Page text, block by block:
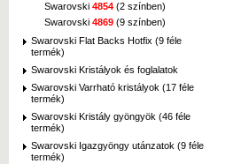
Swarovski 4854 (2 színben)
Swarovski 4869 (9 színben)
Swarovski Flat Backs Hotfix (9 féle
termék)
Swarovski Kristályok és foglalatok
Swarovski Varrható kristályok (17 féle
termék)
Swarovski Kristály gyöngyök (46 féle
termék)
Swarovski Igazgyöngy utánzatok (9 féle
termék)